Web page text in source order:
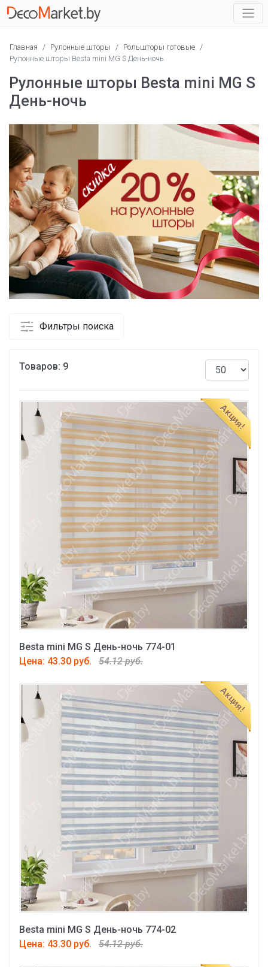
Главная / Рулонные шторы / Рольшторы готовые /
Рулонные шторы Besta mini MG S День-ночь
Рулонные шторы Besta mini MG S
День-ночь
Фильтры поиска
Товаров: 9
Акция!
Besta mini MG S День-ночь 774-01
Цена: 43.30 руб.
54.12 руб.
Акция!
Besta mini MG S День-ночь 774-02
Цена: 43.30 руб.
54.12 руб.